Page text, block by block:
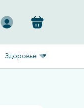
Здоровье